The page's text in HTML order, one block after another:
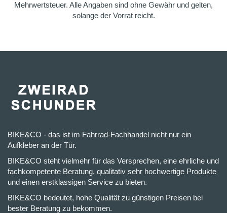
Mehrwertsteuer. Alle Angaben sind ohne Gewähr und gelten,
solange der Vorrat reicht.
BIKE&CO - das ist im Fahrrad-Fachhandel nicht nur ein
Aufkleber an der Tür.
BIKE&CO steht vielmehr für das Versprechen, eine ehrliche und
fachkompetente Beratung, qualitativ sehr hochwertige Produkte
und einen erstklassigen Service zu bieten.
BIKE&CO bedeutet, hohe Qualität zu günstigen Preisen bei
bester Beratung zu bekommen.